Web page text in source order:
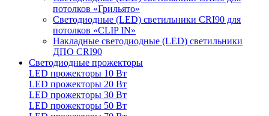
потолков «Грильято»
Светодиодные (LED) светильники CRI90 для
потолков «CLIP IN»
Накладные светодиодные (LED) светильники
ДПО CRI90
Светодиодные прожекторы
LED прожекторы 10 Вт
LED прожекторы 20 Вт
LED прожекторы 30 Вт
LED прожекторы 50 Вт